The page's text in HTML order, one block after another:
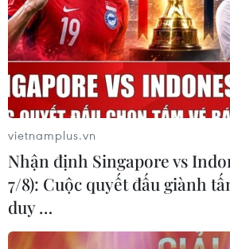
vietnamplus.vn
Nhận định Singapore vs
7/8): Cuộc quyết đấu giành
duy …